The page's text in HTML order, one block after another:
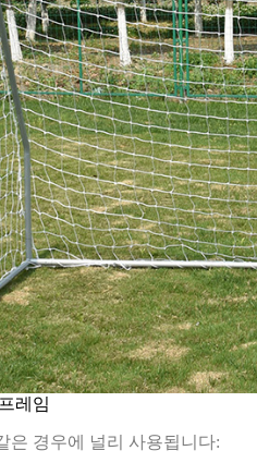
레임
은 경우에 널리 사용됩니다: